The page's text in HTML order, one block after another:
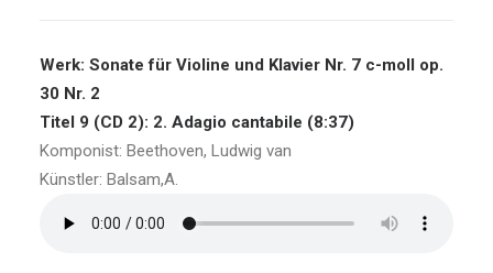
Werk: Sonate für Violine und Klavier Nr. 7 c-moll op.
30 Nr. 2
Titel 9 (CD 2): 2. Adagio cantabile (8:37)
Komponist: Beethoven, Ludwig van
Künstler: Balsam,A.